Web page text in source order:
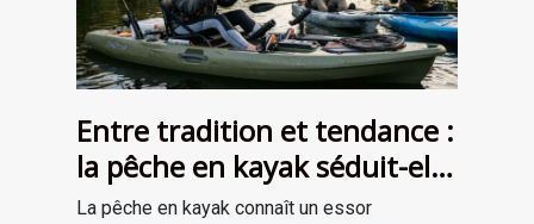
Entre tradition et tendance :
la pêche en kayak séduit-elle
une nouvelle génération ?
La pêche en kayak connaît un essor